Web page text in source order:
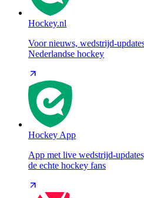
Hockey.nl
Voor nieuws, wedstrijd-
Nederlandse hockey
Hockey App
App met live wedstrijd-
de echte hockey fans